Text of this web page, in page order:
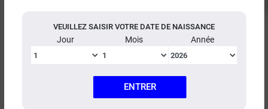
VEUILLEZ SAISIR VOTRE DATE DE NAISSANCE
Jour Mois Année
ENTRER